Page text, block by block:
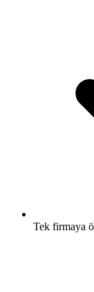
Tek firmaya